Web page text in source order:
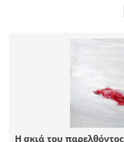
Η σκιά του παρελθόντος